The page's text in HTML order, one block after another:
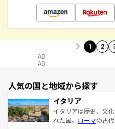
1 2
AD
AD
人気の国と地域から探す
イタリア
イタリアは歴史、文
れた国。 ローマの古